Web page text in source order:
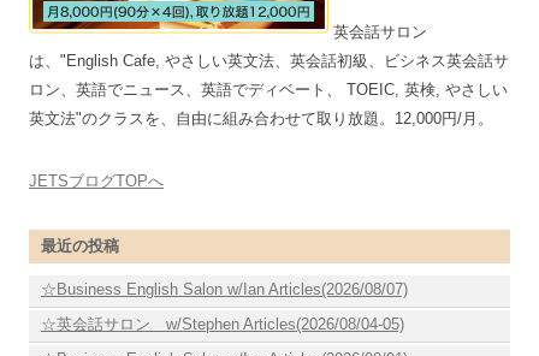
英会話サロン
は、"English Cafe, やさしい英文法、英会話初級、ビシネス英会話サ
ロン、英語でニュース、英語でディベート、 TOEIC, 英検, やさしい
英文法"のクラスを、自由に組み合わせて取り放題。12,000円/月。
JETSブログTOPへ
最近の投稿
☆Business English Salon w/Ian Articles(2026/08/07)
☆英会話サロン w/Stephen Articles(2026/08/04-05)